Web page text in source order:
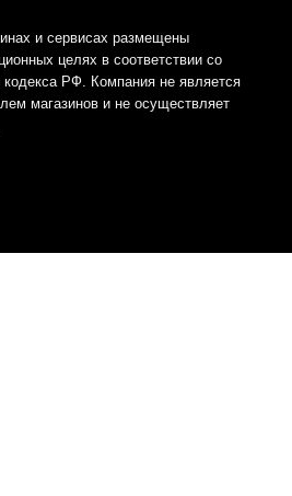
и сервисах размещены
целях в соответствии со
кодекса РФ. Компания не является
магазинов и не осуществляет